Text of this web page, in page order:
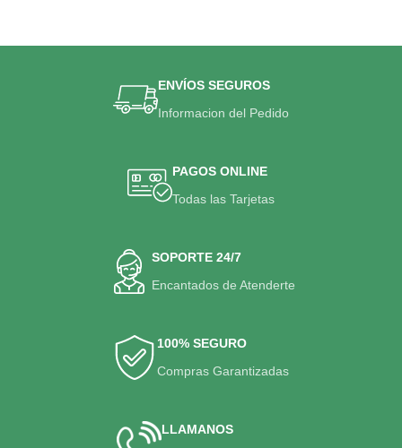
ENVÍOS SEGUROS
Informacion del Pedido
PAGOS ONLINE
Todas las Tarjetas
SOPORTE 24/7
Encantados de Atenderte
100% SEGURO
Compras Garantizadas
LLAMANOS